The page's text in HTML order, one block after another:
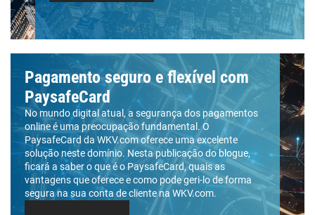
Pagamento seguro e flexível com
PaysafeCard
No mundo digital atual, a segurança dos pagamentos
online é uma preocupação fundamental. O
PaysafeCard da WKV.com oferece uma excelente
solução neste domínio. Nesta publicação do blogue,
ficará a saber o que é o PaysafeCard, quais as
vantagens que oferece e como pode geri-lo de forma
segura na sua conta de cliente na WKV.com.